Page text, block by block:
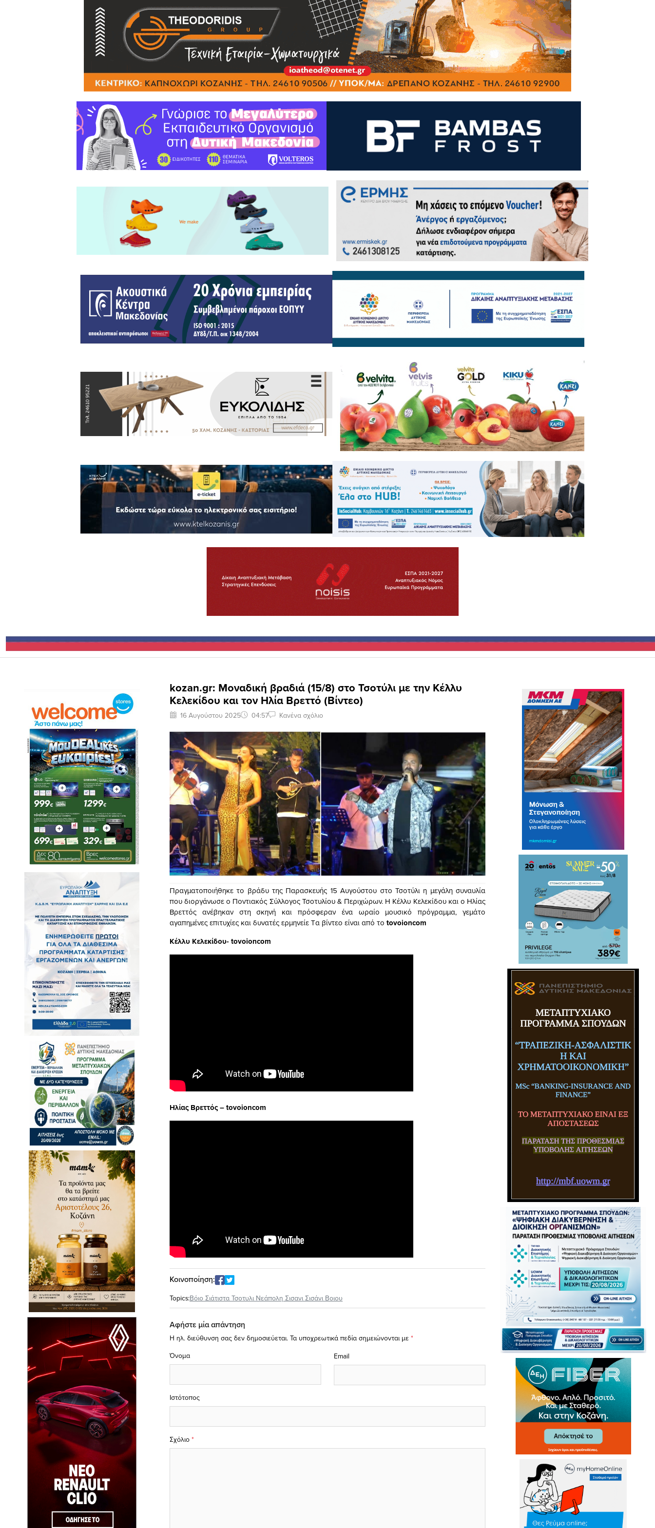
kozan.gr: Μοναδική βραδιά (15/8) στο Τσοτύλι με την Κέλλυ
Κελεκίδου και τον Ηλία Βρεττό (Βίντεο)
16 Αυγούστου 2025 04:57 Κανένα σχόλιο
Πραγματοποιήθηκε το βράδυ της Παρασκευής 15 Αυγούστου στο Τσοτύλι η μεγάλη συναυλία
που διοργάνωσε ο Ποντιακός Σύλλογος Τσοτυλίου & Περιχώρων. Η Κέλλυ Κελεκίδου και ο Ηλίας
Βρεττός ανέβηκαν στη σκηνή και πρόσφεραν ένα ωραίο μουσικό πρόγραμμα, γεμάτο
αγαπημένες επιτυχίες και δυνατές ερμηνείε Tα βίντεο είναι από το tovoioncom
Κέλλυ Κελεκίδου- tovoioncom
Ηλίας Βρεττός –tovoioncom
Κοινοποίηση:
Topics:Βόιο Σιάτιστα Τσοτυλι Νεάπολη Σισανι Σισάνι Βοιου
Αφήστε μία απάντηση
Η ηλ. διεύθυνση σας δεν δημοσιεύεται. Τα υποχρεωτικά πεδία σημειώνονται με *
Σχόλιο *
Όνομα Email
Ιστότοπος